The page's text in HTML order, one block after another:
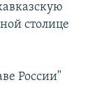
столице
России"